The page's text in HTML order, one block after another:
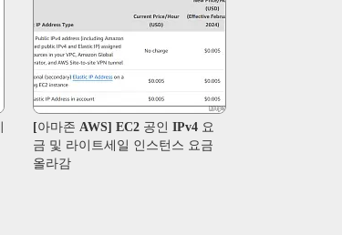
[아마존 AWS] EC2 공인 IPv4 요
금 및 라이트세일 인스턴스 요금
올라감